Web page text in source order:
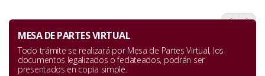
< >
MESA DE PARTES VIRTUAL
Todo trámite se realizará por Mesa de Partes Virtual, los
documentos legalizados o fedateados, podrán ser
presentados en copia simple.